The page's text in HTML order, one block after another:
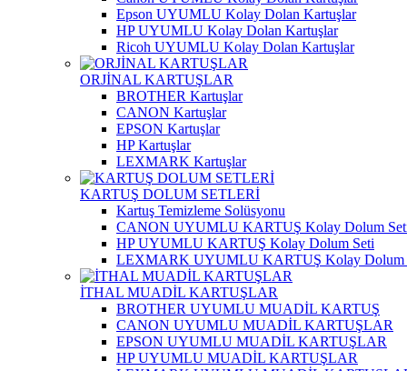
Epson UYUMLU Kolay Dolan Kartuşlar
HP UYUMLU Kolay Dolan Kartuşlar
Ricoh UYUMLU Kolay Dolan Kartuşlar
ORJİNAL KARTUŞLAR
BROTHER Kartuşlar
CANON Kartuşlar
EPSON Kartuşlar
HP Kartuşlar
LEXMARK Kartuşlar
KARTUŞ DOLUM SETLERİ
Kartuş Temizleme Solüsyonu
CANON UYUMLU KARTUŞ Kolay Dolum
HP UYUMLU KARTUŞ Kolay Dolum Seti
LEXMARK UYUMLU KARTUŞ Kolay Dolum
İTHAL MUADİL KARTUŞLAR
BROTHER UYUMLU MUADİL KARTUŞ
CANON UYUMLU MUADİL KARTUŞLAR
EPSON UYUMLU MUADİL KARTUŞLAR
HP UYUMLU MUADİL KARTUŞLAR